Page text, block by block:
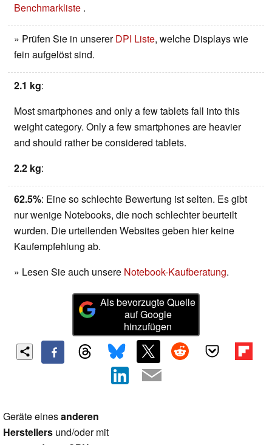
Benchmarkliste .
» Prüfen Sie in unsererDPI Liste, welche Displays wie
fein aufgelöst sind.
2.1 kg:
Most smartphones and only a few tablets fall into this
weight category. Only a few smartphones are heavier
and should rather be considered tablets.
2.2 kg:
62.5%: Eine so schlechte Bewertung ist selten. Es gibt
nur wenige Notebooks, die noch schlechter beurteilt
wurden. Die urteilenden Websites geben hier keine
Kaufempfehlung ab.
» Lesen Sie auch unsere Notebook-Kaufberatung.
Als bevorzugte Quelle
auf Google
hinzufügen
Geräte einesanderen
Herstellers und/oder mit